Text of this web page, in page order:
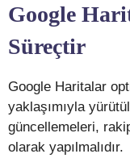
Google
Süreçtir
Google Haritalar
yaklaşımıyla
güncellemeleri,
olarak yapılmalıdır.